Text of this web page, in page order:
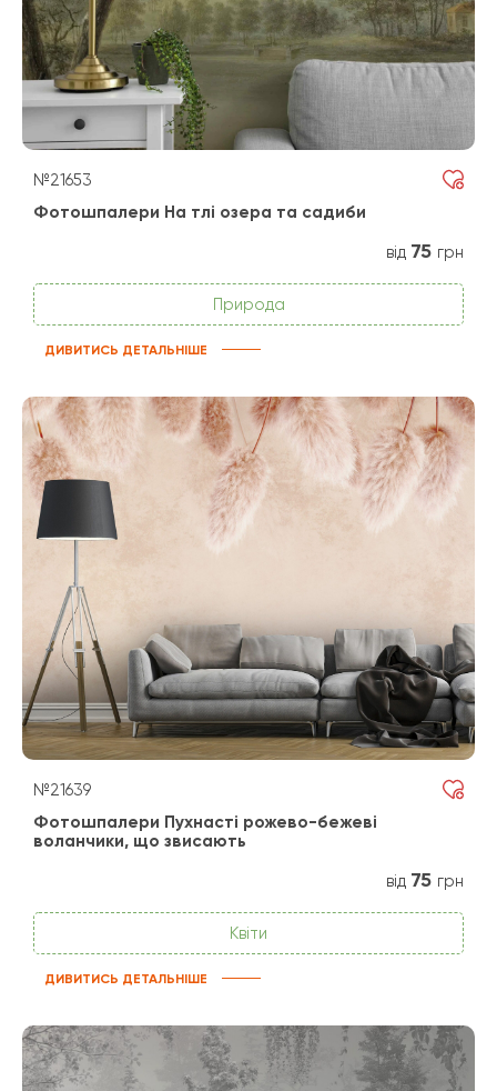
№21653
Фотошпалери На тлі озера та садиби
від 75 грн
Природа
ДИВИТИСЬ ДЕТАЛЬНІШЕ
№21639
Фотошпалери Пухнасті рожево-бежеві
воланчики, що звисають
від 75 грн
Квіти
ДИВИТИСЬ ДЕТАЛЬНІШЕ